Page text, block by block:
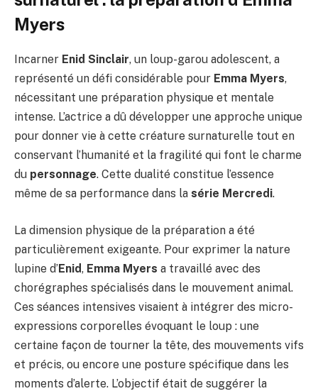
Myers
Incarner Enid Sinclair, un loup-garou adolescent, a
représenté un défi considérable pour Emma Myers,
nécessitant une préparation physique et mentale
intense. L’actrice a dû développer une approche unique
pour donner vie à cette créature surnaturelle tout en
conservant l’humanité et la fragilité qui font le charme
du personnage. Cette dualité constitue l’essence
même de sa performance dans la série Mercredi.
La dimension physique de la préparation a été
particulièrement exigeante. Pour exprimer la nature
lupine d’Enid, Emma Myers a travaillé avec des
chorégraphes spécialisés dans le mouvement animal.
Ces séances intensives visaient à intégrer des micro-
expressions corporelles évoquant le loup : une
certaine façon de tourner la tête, des mouvements vifs
et précis, ou encore une posture spécifique dans les
moments d’alerte. L’objectif était de suggérer la